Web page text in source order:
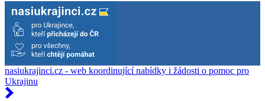
nasiukrajinci.cz - web koordinující nabídky i žádosti o pomoc pro
Ukrajinu